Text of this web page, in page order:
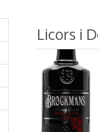
Licors i